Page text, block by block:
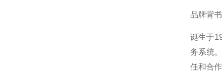
品牌背
诞生于
务系统
任和合